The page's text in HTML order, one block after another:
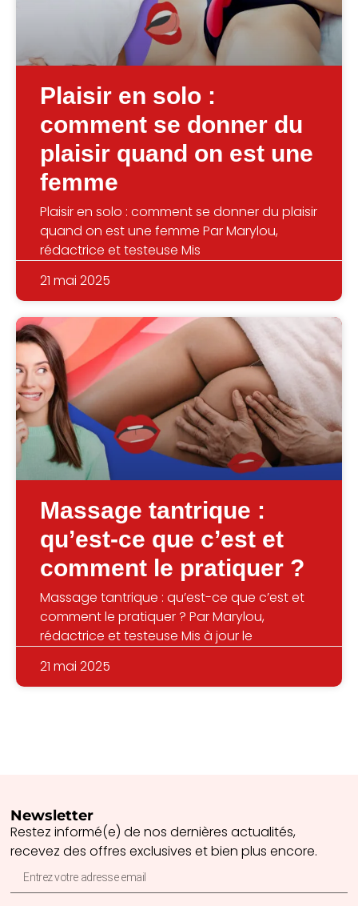
Plaisir en solo :
comment se donner du
plaisir quand on est une
femme
Plaisir en solo : comment se donner du plaisir
quand on est une femme Par Marylou,
rédactrice et testeuse Mis
21 mai 2025
Massage tantrique :
qu’est-ce que c’est et
comment le pratiquer ?
Massage tantrique : qu’est-ce que c’est et
comment le pratiquer ? Par Marylou,
rédactrice et testeuse Mis à jour le
21 mai 2025
Newsletter
Restez informé(e) de nos dernières actualités,
recevez des offres exclusives et bien plus encore.